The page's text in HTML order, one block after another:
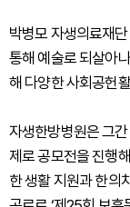
박병모 자생의료재
통해 예술로 되살아
해 다양한 사회공헌
자생한방병원은 그
제로 공모전을 진행
한 생활 지원과 한의